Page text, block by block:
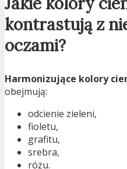
kontrastują z
oczami?
Harmonizujące kolory
obejmują:
odcienie zieleni,
fioletu,
grafitu,
srebra,
różu.